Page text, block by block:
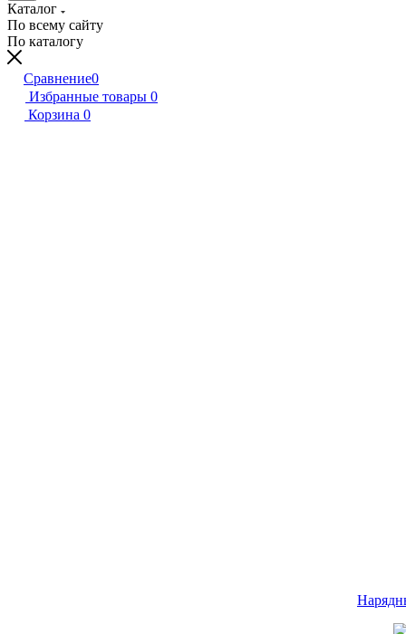
Каталог
По всему сайту
По каталогу
Сравнение0
Избранные товары 0
Корзина 0